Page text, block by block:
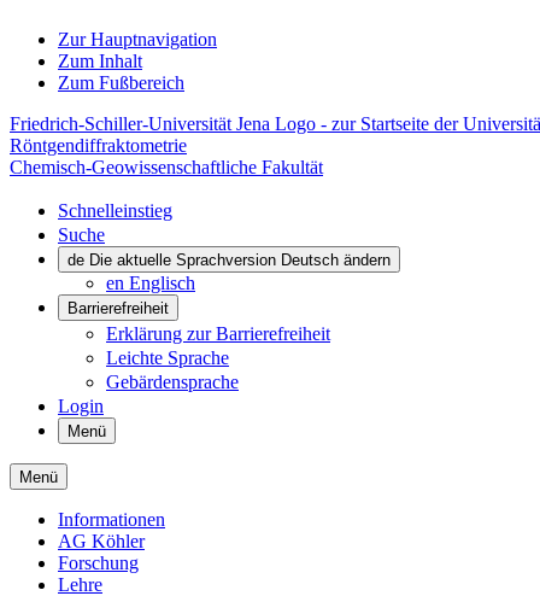
Zur Hauptnavigation
Zum Inhalt
Zum Fußbereich
Friedrich-Schiller-Universität Jena Logo - zur Startseite der
Röntgendiffraktometrie
Chemisch-Geowissenschaftliche Fakultät
Schnelleinstieg
Suche
de Die aktuelle Sprachversion Deutsch ändern
en Englisch
Barrierefreiheit
Erklärung zur Barrierefreiheit
Leichte Sprache
Gebärdensprache
Login
Menü
Menü
Informationen
AG Köhler
Forschung
Lehre